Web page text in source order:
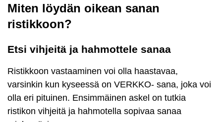
Miten löydän oikean sanan
ristikkoon?
Etsi vihjeitä ja hahmottele sanaa
Ristikkoon vastaaminen voi olla haastavaa,
varsinkin kun kyseessä on VERKKO- sana, joka voi
olla eri pituinen. Ensimmäinen askel on tutkia
ristikon vihjeitä ja hahmotella sopivaa sanaa